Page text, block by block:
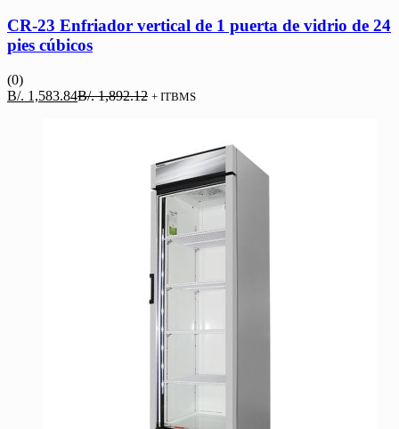
CR-23 Enfriador vertical de 1 puerta de vidrio de 24
pies cúbicos
(0)
B/. 1,583.84El
B/.1,892.12 El
B/. 1,892.12.
+ ITBMS